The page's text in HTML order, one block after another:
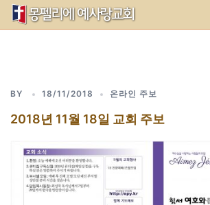
Skip
BY 18/11/2018 온라인 주보
2018년 11월 18일 교회 주보